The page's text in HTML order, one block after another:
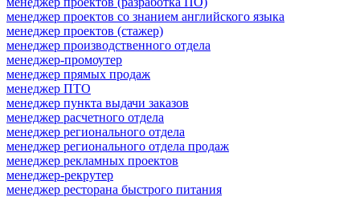
менеджер проектов со знанием английского языка
менеджер проектов (стажер)
менеджер производственного отдела
менеджер-промоутер
менеджер прямых продаж
менеджер ПТО
менеджер пункта выдачи заказов
менеджер расчетного отдела
менеджер регионального отдела
менеджер регионального отдела продаж
менеджер рекламных проектов
менеджер-рекрутер
менеджер ресторана быстрого питания